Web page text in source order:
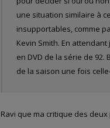
une situation similaire à
insupportables, comme
Kevin Smith. En
en DVD de la série de 92.
de la saison une fois
Ravi que ma critique des